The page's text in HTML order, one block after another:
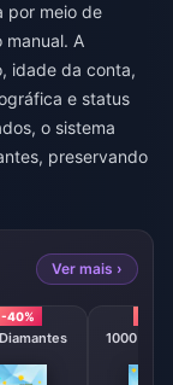
por meio de
manual. A
idade da conta,
e status
o sistema
preservando
Ver mais ›
-40%
1000